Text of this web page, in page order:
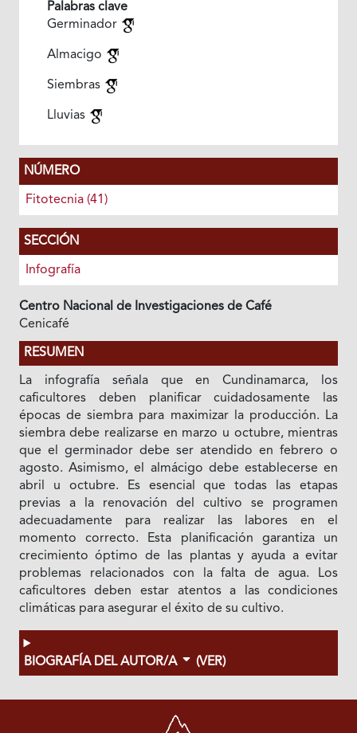
Palabras clave
Germinador
Almacigo
Siembras
Lluvias
NÚMERO
Fitotecnia (41)
SECCIÓN
Infografía
Centro Nacional de Investigaciones de Café
Cenicafé
RESUMEN
La infografía señala que en Cundinamarca, los
caficultores deben planificar cuidadosamente las
épocas de siembra para maximizar la producción. La
siembra debe realizarse en marzo u octubre, mientras
que el germinador debe ser atendido en febrero o
agosto. Asimismo, el almácigo debe establecerse en
abril u octubre. Es esencial que todas las etapas
previas a la renovación del cultivo se programen
adecuadamente para realizar las labores en el
momento correcto. Esta planificación garantiza un
crecimiento óptimo de las plantas y ayuda a evitar
problemas relacionados con la falta de agua. Los
caficultores deben estar atentos a las condiciones
climáticas para asegurar el éxito de su cultivo.
BIOGRAFÍA DEL AUTOR/A (VER)